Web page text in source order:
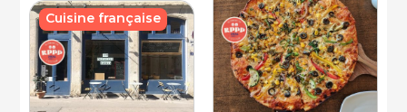
Cuisine française